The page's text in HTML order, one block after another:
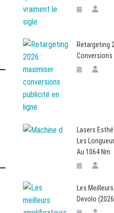
Retargeting
Conversions
Lasers
Les
Au 1064 Nm
Les
Devolo